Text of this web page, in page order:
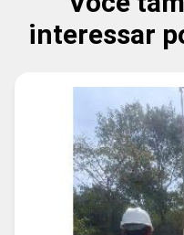
interessar